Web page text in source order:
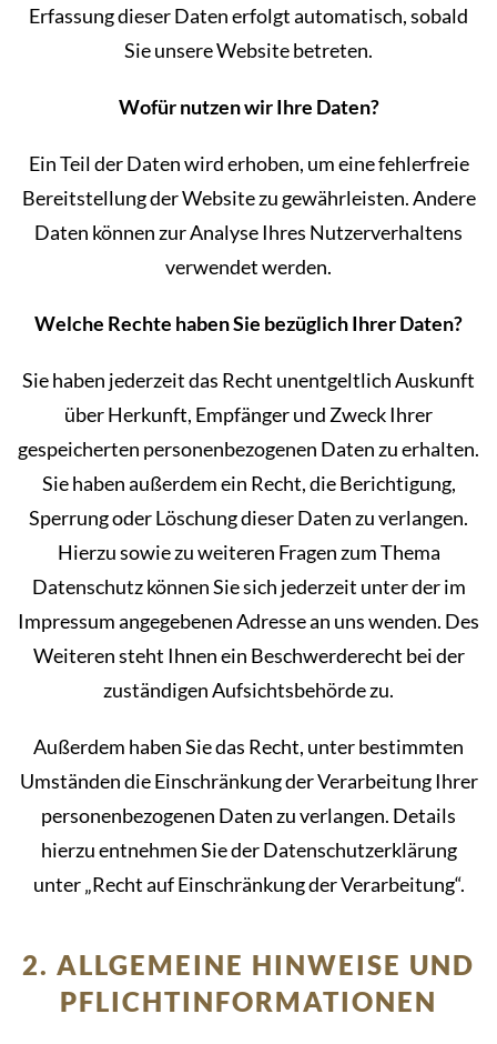
Erfassung dieser Daten erfolgt automatisch, sobald
Sie unsere Website betreten.
Wofür nutzen wir Ihre Daten?
Ein Teil der Daten wird erhoben, um eine fehlerfreie
Bereitstellung der Website zu gewährleisten. Andere
Daten können zur Analyse Ihres Nutzerverhaltens
verwendet werden.
Welche Rechte haben Sie bezüglich Ihrer Daten?
Sie haben jederzeit das Recht unentgeltlich Auskunft
über Herkunft, Empfänger und Zweck Ihrer
gespeicherten personenbezogenen Daten zu erhalten.
Sie haben außerdem ein Recht, die Berichtigung,
Sperrung oder Löschung dieser Daten zu verlangen.
Hierzu sowie zu weiteren Fragen zum Thema
Datenschutz können Sie sich jederzeit unter der im
Impressum angegebenen Adresse an uns wenden. Des
Weiteren steht Ihnen ein Beschwerderecht bei der
zuständigen Aufsichtsbehörde zu.
Außerdem haben Sie das Recht, unter bestimmten
Umständen die Einschränkung der Verarbeitung Ihrer
personenbezogenen Daten zu verlangen. Details
hierzu entnehmen Sie der Datenschutzerklärung
unter „Recht auf Einschränkung der Verarbeitung“.
2. ALLGEMEINE HINWEISE UND
PFLICHTINFORMATIONEN